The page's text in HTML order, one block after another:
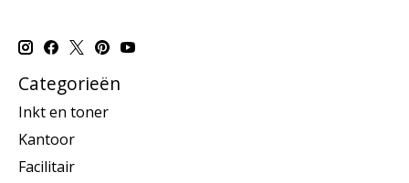
Categorieën
Inkt en toner
Kantoor
Facilitair